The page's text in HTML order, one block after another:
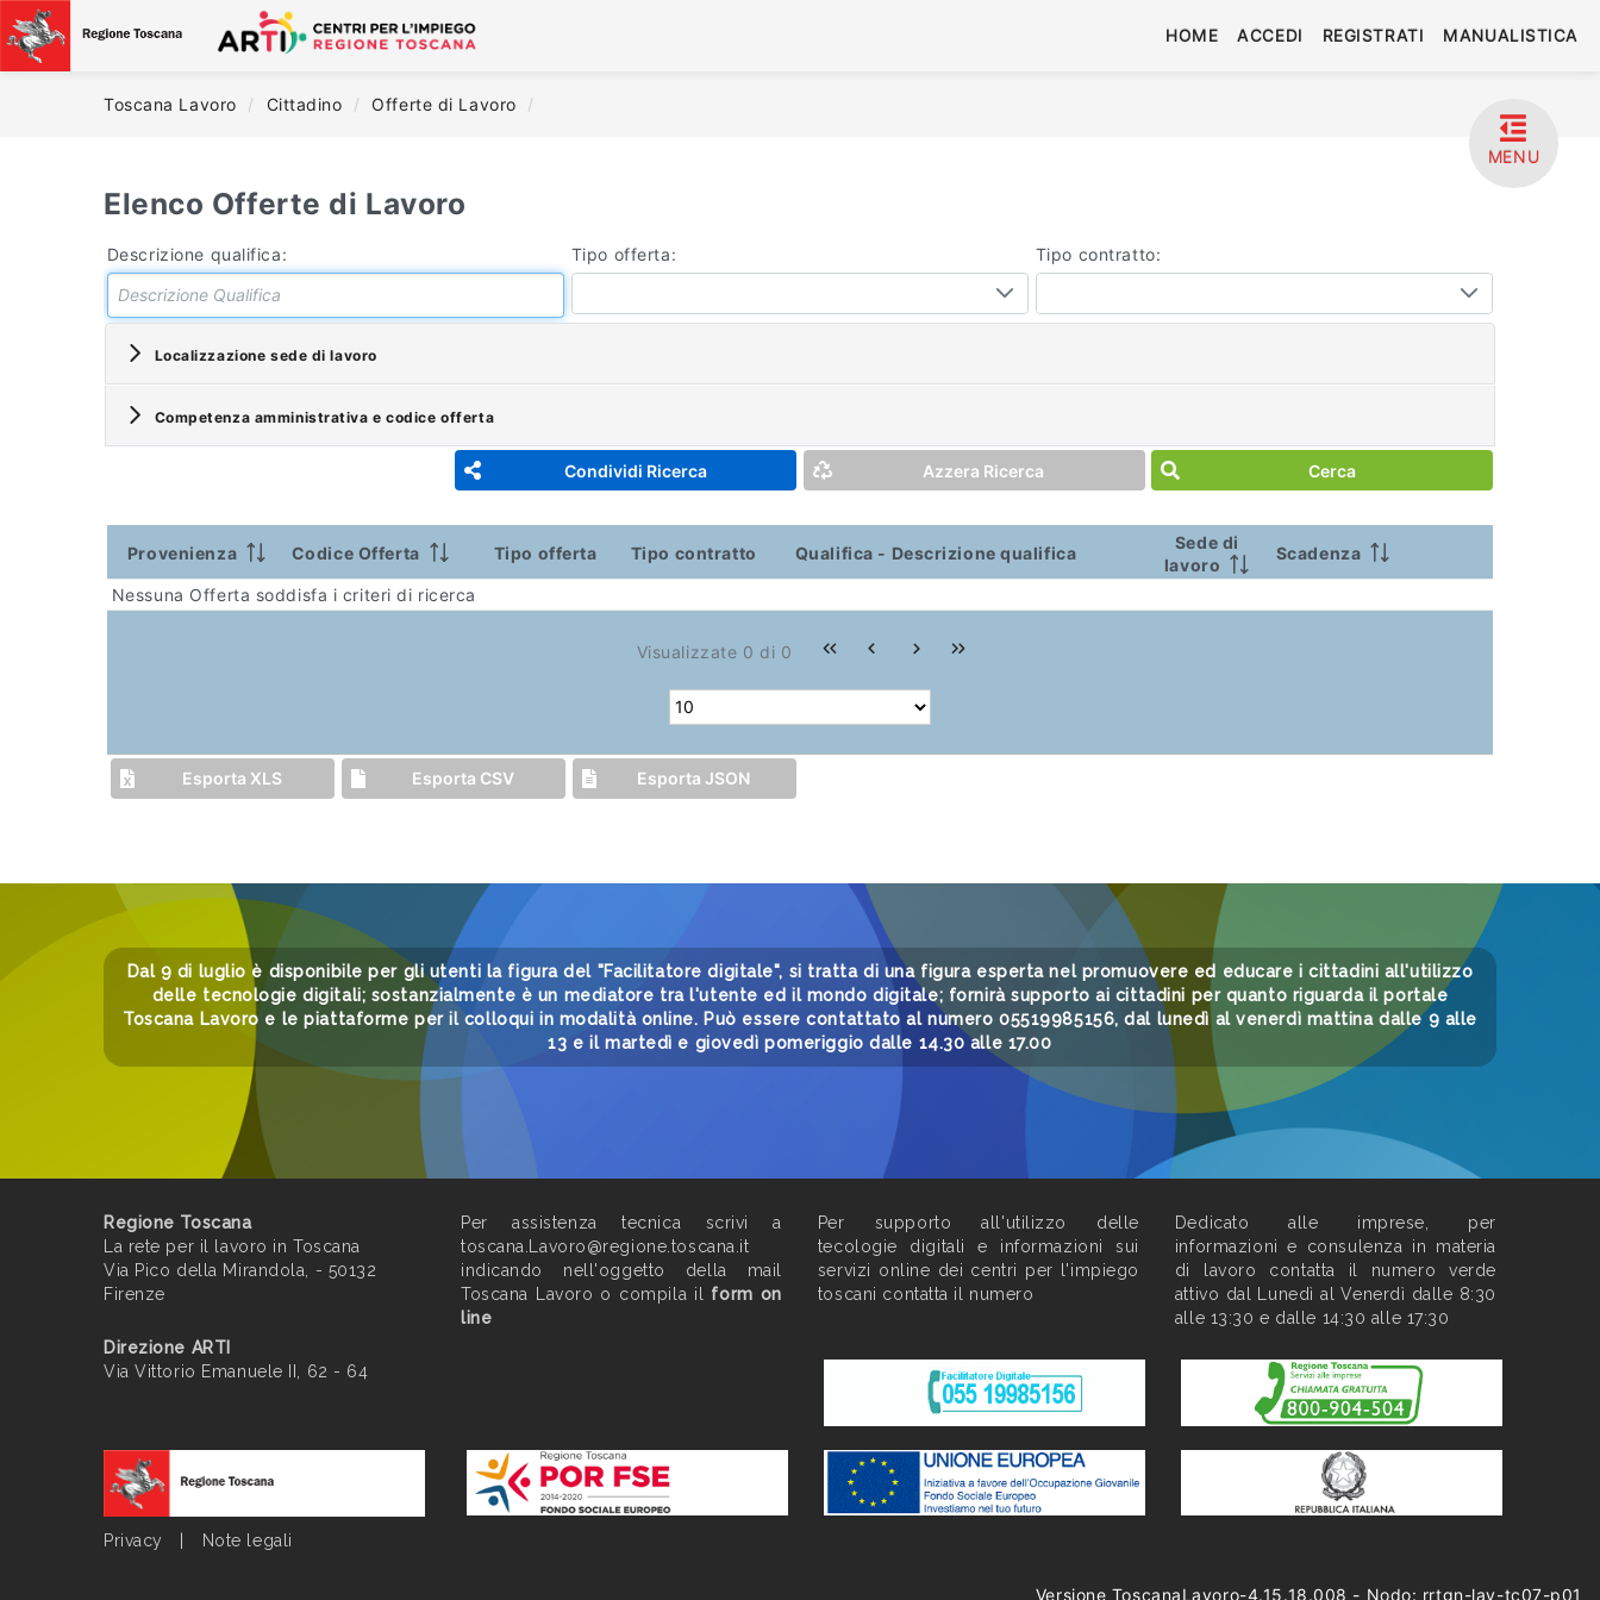
MENU
HOME ACCEDI REGISTRATI MANUALISTICA
Toscana Lavoro / Cittadino / Offerte di Lavoro /
Elenco Offerte di Lavoro
Descrizione qualifica: Tipo offerta: Tipo contratto:
Localizzazione sede di lavoro
Competenza amministrativa e codice offerta
Condividi Ricerca Azzera Ricerca Cerca
Provenienza Codice Offerta Tipo offerta Tipo contratto Qualifica - Descrizione qualifica
Sede di
lavoro
Scadenza
Nessuna Offerta soddisfa i criteri di ricerca
Visualizzate 0 di 0
Esporta XLS Esporta CSV Esporta JSON
Dal 9 di luglio è disponibile per gli utenti la figura del "Facilitatore digitale", si tratta di una figura esperta nel promuovere ed educare i cittadini all'utilizzo
delle tecnologie digitali; sostanzialmente è un mediatore tra l'utente ed il mondo digitale; fornirà supporto ai cittadini per quanto riguarda il portale
Toscana Lavoro e le piattaforme per il colloqui in modalità online. Può essere contattato al numero 05519985156, dal lunedì al venerdì mattina dalle 9 alle
13 e il martedì e giovedì pomeriggio dalle 14.30 alle 17.00
Regione Toscana
La rete per il lavoro in Toscana
Via Pico della Mirandola, - 50132
Firenze
Direzione ARTI
Via Vittorio Emanuele II, 62 - 64
Per assistenza tecnica scrivi a
toscana.Lavoro@regione.toscana.it
indicando nell'oggetto della mail
Toscana Lavoro o compila il form on
line
Per supporto all'utilizzo delle
tecologie digitali e informazioni sui
servizi online dei centri per l'impiego
toscani contatta il numero
Dedicato alle imprese, per
informazioni e consulenza in materia
di lavoro contatta il numero verde
attivo dal Lunedì al Venerdì dalle 8:30
alle 13:30 e dalle 14:30 alle 17:30
Privacy | Note legali
Versione ToscanaLavoro-4.15.18.008 - Nodo: rrtgn-lav-tc07-p01